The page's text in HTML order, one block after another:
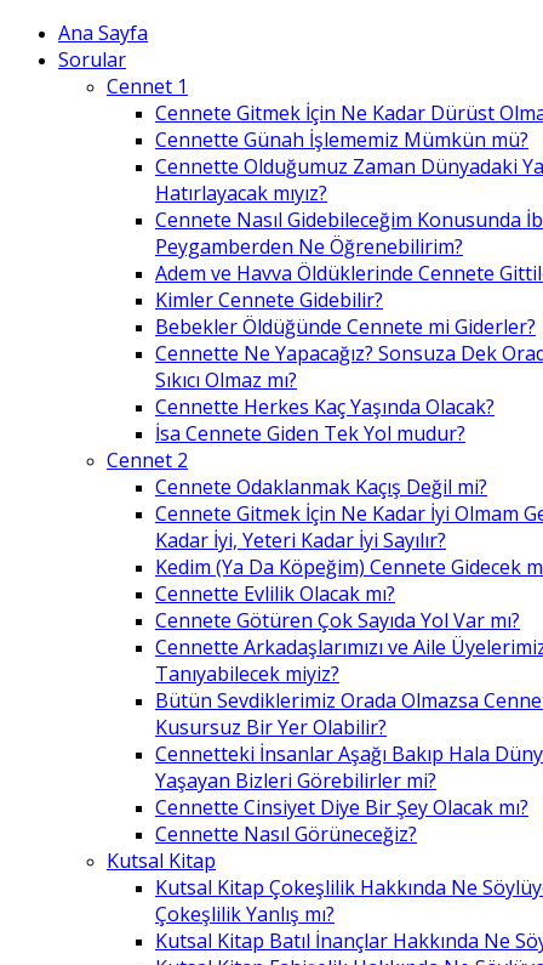
Ana Sayfa
Sorular
Cennet 1
Cennete Gitmek İçin Ne Kadar Dürüst
Cennette Günah İşlememiz Mümkün mü?
Cennette Olduğumuz Zaman Dünyadaki
Hatırlayacak mıyız?
Cennete Nasıl Gidebileceğim Konusunda
Peygamberden Ne Öğrenebilirim?
Adem ve Havva Öldüklerinde Cennete
Kimler Cennete Gidebilir?
Bebekler Öldüğünde Cennete mi Giderler?
Cennette Ne Yapacağız? Sonsuza Dek
Sıkıcı Olmaz mı?
Cennette Herkes Kaç Yaşında Olacak?
İsa Cennete Giden Tek Yol mudur?
Cennet 2
Cennete Odaklanmak Kaçış Değil mi?
Cennete Gitmek İçin Ne Kadar İyi Olmam
Kadar İyi, Yeteri Kadar İyi Sayılır?
Kedim (Ya Da Köpeğim) Cennete Gidecek
Cennette Evlilik Olacak mı?
Cennete Götüren Çok Sayıda Yol Var mı?
Cennette Arkadaşlarımızı ve Aile
Tanıyabilecek miyiz?
Bütün Sevdiklerimiz Orada Olmazsa
Kusursuz Bir Yer Olabilir?
Cennetteki İnsanlar Aşağı Bakıp Hala
Yaşayan Bizleri Görebilirler mi?
Cennette Cinsiyet Diye Bir Şey Olacak mı?
Cennette Nasıl Görüneceğiz?
Kutsal Kitap
Kutsal Kitap Çokeşlilik Hakkında Ne
Çokeşlilik Yanlış mı?
Kutsal Kitap Batıl İnançlar Hakkında Ne